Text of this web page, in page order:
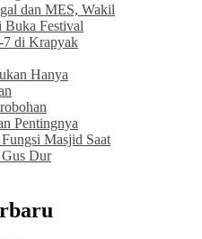
dan MES, Wakil
Buka Festival
di Krapyak
Hanya
Pentingnya
Masjid Saat
Dur